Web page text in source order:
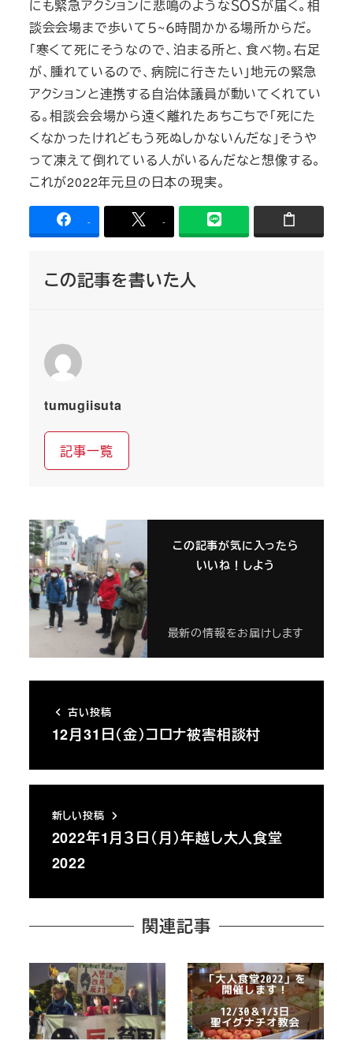
にも緊急アクションに悲鳴のようなＳＯＳが届く。相
談会会場まで歩いて５~６時間かかる場所からだ。
「寒くて死にそうなので、泊まる所と、食べ物。右足
が、腫れているので、病院に行きたい」地元の緊急
アクションと連携する自治体議員が動いてくれてい
る。相談会会場から遠く離れたあちこちで「死にた
くなかったけれどもう死ぬしかないんだな」そうや
って凍えて倒れている人がいるんだなと想像する。
これが2022年元旦の日本の現実。
- -
この記事を書いた人
tumugiisuta
記事一覧
この記事が気に入ったら
いいね！しよう
最新の情報をお届けします
古い投稿
12月31日（金）コロナ被害相談村
新しい投稿
2022年1月３日（月）年越し大人食堂
2022
関連記事